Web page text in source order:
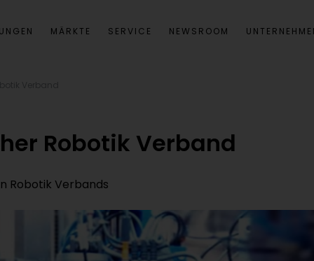
MÄRKTE SERVICE NEWSROOM
Robotik Verband
Robotik Verbands